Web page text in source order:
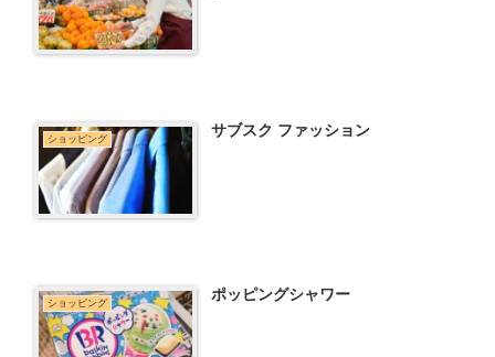
ショッピング サブスク ファッション
ショッピング ポッピングシャワー